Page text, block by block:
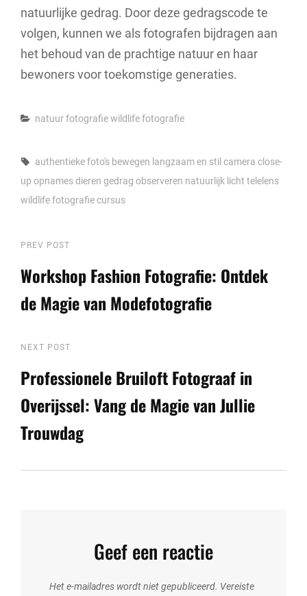
natuurlijke gedrag. Door deze gedragscode te
volgen, kunnen we als fotografen bijdragen aan
het behoud van de prachtige natuur en haar
bewoners voor toekomstige generaties.
Categories
natuur fotografiewildlife fotografie
Tags,
authentieke foto's bewegen langzaam en stil camera close-
up opnamesdieren gedrag observeren natuurlijk licht telelens
wildlife fotografie cursus
Berichtnavigatie
Previous
Post
PREV POST
Workshop Fashion Fotografie: Ontdek
de Magie van Modefotografie
Next
Post
NEXT POST
Professionele Bruiloft Fotograaf in
Overijssel: Vang de Magie van Jullie
Trouwdag
Geef een reactie
Het e-mailadres wordt niet gepubliceerd. Vereiste